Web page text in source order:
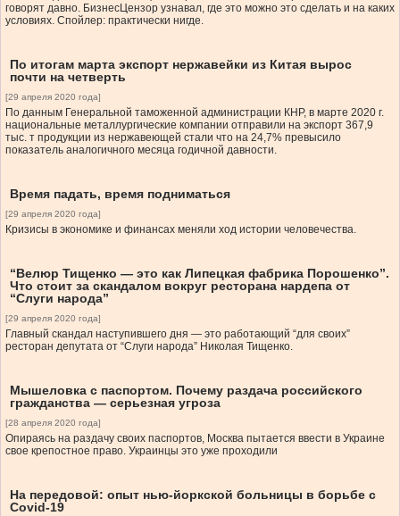
говорят давно. БизнесЦензор узнавал, где это можно это сделать и на каких
условиях. Спойлер: практически нигде.
По итогам марта экспорт нержавейки из Китая вырос
почти на четверть
[29 апреля 2020 года]
По данным Генеральной таможенной администрации КНР, в марте 2020 г.
национальные металлургические компании отправили на экспорт 367,9
тыс. т продукции из нержавеющей стали что на 24,7% превысило
показатель аналогичного месяца годичной давности.
Время падать, время подниматься
[29 апреля 2020 года]
Кризисы в экономике и финансах меняли ход истории человечества.
“Велюр Тищенко — это как Липецкая фабрика Порошенко”.
Что стоит за скандалом вокруг ресторана нардепа от
“Слуги народа”
[29 апреля 2020 года]
Главный скандал наступившего дня — это работающий “для своих”
ресторан депутата от “Слуги народа” Николая Тищенко.
Мышеловка с паспортом. Почему раздача российского
гражданства — серьезная угроза
[28 апреля 2020 года]
Опираясь на раздачу своих паспортов, Москва пытается ввести в Украине
свое крепостное право. Украинцы это уже проходили
На передовой: опыт нью-йоркской больницы в борьбе с
Covid-19